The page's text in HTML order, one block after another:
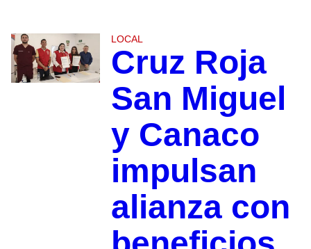
LOCAL
Cruz Roja
San Miguel
y Canaco
impulsan
alianza con